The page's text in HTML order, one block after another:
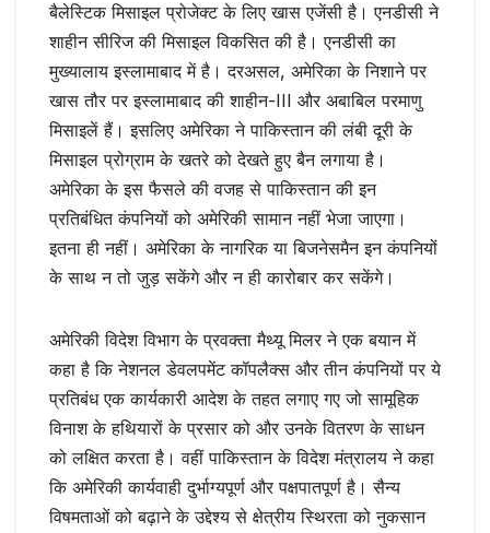
बैलेस्टिक मिसाइल प्रोजेक्ट के लिए खास एजेंसी है। एनडीसी ने
शाहीन सीरिज की मिसाइल विकसित की है। एनडीसी का
मुख्यालाय इस्लामाबाद में है। दरअसल, अमेरिका के निशाने पर
खास तौर पर इस्लामाबाद की शाहीन-III और अबाबिल परमाणु
मिसाइलें हैं। इसलिए अमेरिका ने पाकिस्तान की लंबी दूरी के
मिसाइल प्रोग्राम के खतरे को देखते हुए बैन लगाया है।
अमेरिका के इस फैसले की वजह से पाकिस्तान की इन
प्रतिबंधित कंपनियों को अमेरिकी सामान नहीं भेजा जाएगा।
इतना ही नहीं। अमेरिका के नागरिक या बिजनेसमैन इन कंपनियों
के साथ न तो जुड़ सकेंगे और न ही कारोबार कर सकेंगे।
अमेरिकी विदेश विभाग के प्रवक्ता मैथ्यू मिलर ने एक बयान में
कहा है कि नेशनल डेवलपमेंट कॉपलैक्स और तीन कंपनियों पर ये
प्रतिबंध एक कार्यकारी आदेश के तहत लगाए गए जो सामूहिक
विनाश के हथियारों के प्रसार को और उनके वितरण के साधन
को लक्षित करता है। वहीं पाकिस्तान के विदेश मंत्रालय ने कहा
कि अमेरिकी कार्यवाही दुर्भाग्यपूर्ण और पक्षपातपूर्ण है। सैन्य
विषमताओं को बढ़ाने के उद्देश्य से क्षेत्रीय स्थिरता को नुकसान